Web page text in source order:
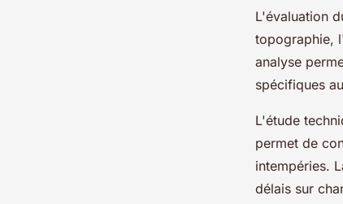
L'évaluation
topographie,
analyse
spécifiques
L'étude
permet de
intempéries.
délais sur